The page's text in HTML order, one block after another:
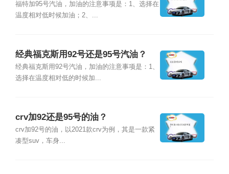
福特加95号汽油，加油的注意事项是：1、选择在
温度相对低时候加油；2、...
经典福克斯用92号还是95号汽油？
经典福克斯用92号汽油，加油的注意事项是：1、
选择在温度相对低的时候加...
crv加92还是95号的油？
crv加92号的油，以2021款crv为例，其是一款紧
凑型suv，车身...